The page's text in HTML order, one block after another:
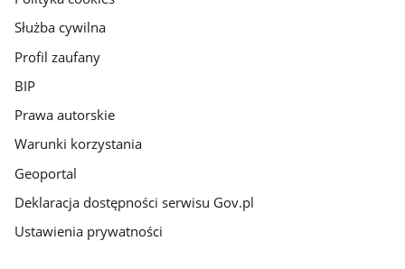
Służba cywilna
Profil zaufany
BIP
Prawa autorskie
Warunki korzystania
Geoportal
Deklaracja dostępności serwisu Gov.pl
Ustawienia prywatności